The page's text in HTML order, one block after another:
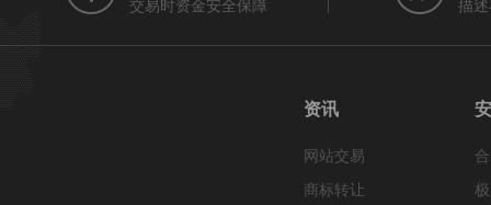
交易时资金安全保障 描
资讯
网站交易
商标转让